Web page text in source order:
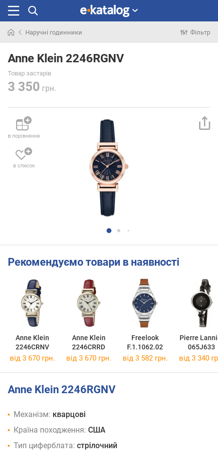
раніше
Наручні годинники Фільтр
Anne Klein 2246RGNV
Товар застарів
3 350 грн.
в порівняння
в список
Рекомендуємо товари в наявності
Anne Klein
2246CRNV
Anne Klein
2246CRRD
Freelook
F.1.1062.02
Pierre
065J633
від 3 670 грн. від 3 670 грн. від 3 582 грн. від 3 340
Anne Klein 2246RGNV
Механізм: кварцові
Країна походження: США
Тип циферблата: стрілочний